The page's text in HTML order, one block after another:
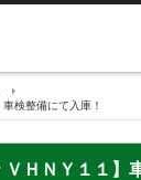
検整備にて入庫！
ＶＨＮＹ１１】